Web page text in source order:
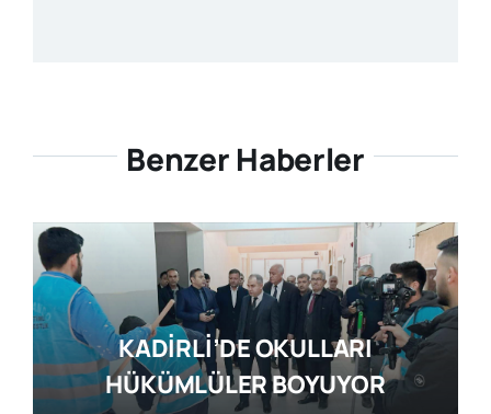
Benzer Haberler
KADİRLİ’DE OKULLARI
HÜKÜMLÜLER BOYUYOR